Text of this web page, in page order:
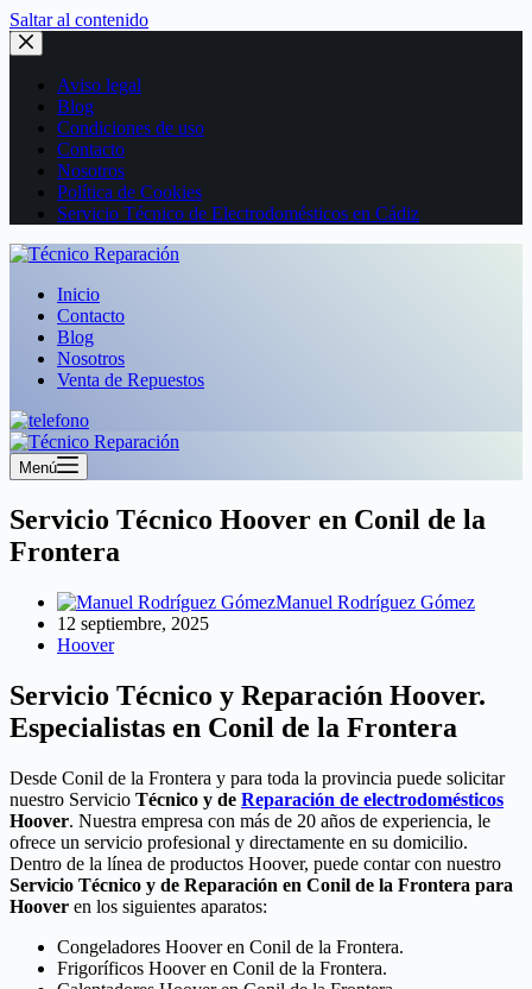
Saltar al contenido
Aviso legal
Blog
Condiciones de uso
Contacto
Nosotros
Política de Cookies
Servicio Técnico de Electrodomésticos en Cádiz
Inicio
Contacto
Blog
Nosotros
Venta de Repuestos
Menú
Servicio Técnico Hoover en Conil de la
Frontera
Manuel Rodríguez Gómez
12 septiembre, 2025
Hoover
Servicio Técnico y Reparación Hoover.
Especialistas en Conil de la Frontera
Desde Conil de la Frontera y para toda la provincia puede solicitar
nuestro Servicio Técnico y de Reparación de electrodomésticos
Hoover. Nuestra empresa con más de 20 años de experiencia, le
ofrece un servicio profesional y directamente en su domicilio.
Dentro de la línea de productos Hoover, puede contar con nuestro
Servicio Técnico y de Reparación en Conil de la Frontera para
Hoover en los siguientes aparatos:
Congeladores Hoover en Conil de la Frontera.
Frigoríficos Hoover en Conil de la Frontera.